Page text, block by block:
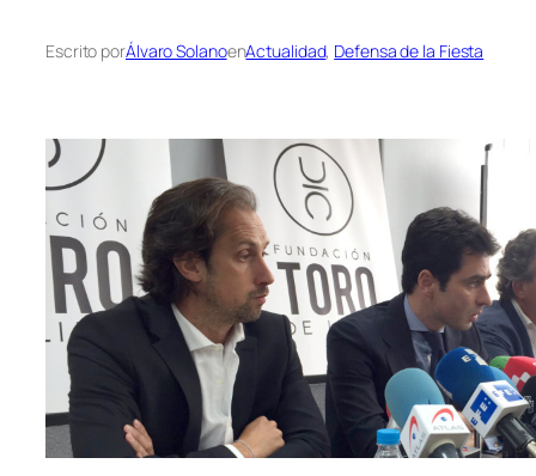
Escrito porÁlvaro SolanoenActualidad, Defensa de la Fiesta